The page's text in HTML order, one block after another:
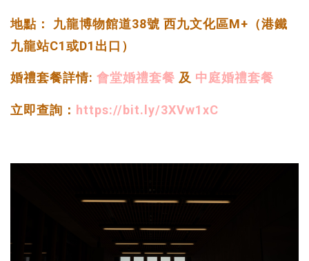
地點： 九龍博物館道38號 西九文化區M+（港鐵
九龍站C1或D1出口）
婚禮套餐詳情: 會堂婚禮套餐 及 中庭婚禮套餐
立即查詢： https://bit.ly/3XVw1xC